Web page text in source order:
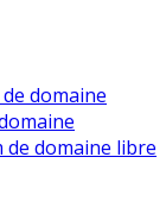
domaine
domaine libre